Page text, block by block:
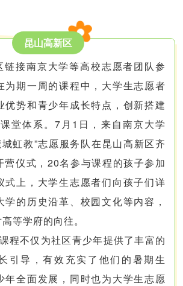
昆山高新区
链接南京大学等高校志愿者团队参
为期一周的课程中，大学生志愿者
优势和青少年成长特点，创新搭建
堂体系。7月1日，来自南京大学
虹教”志愿服务队在昆山高新区齐
营仪式，20名参与课程的孩子参加
式上，大学生志愿者们向孩子们详
的历史沿革、校园文化等内容，
等学府的向往。
程不仅为社区青少年提供了丰富的
引导，有效充实了他们的暑期生
年全面发展，同时也为大学生志愿